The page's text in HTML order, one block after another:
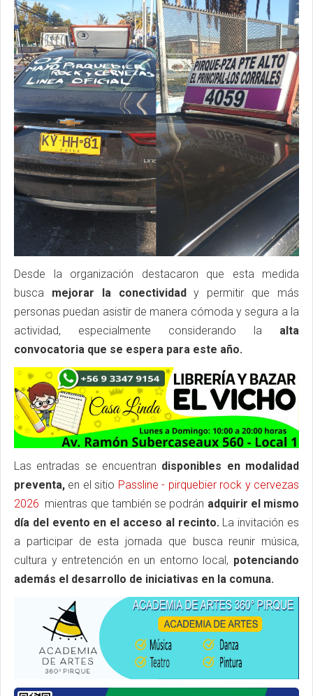
Desde la organización destacaron que esta medida
busca mejorar la conectividady permitir que más
personas puedan asistir de manera cómoda y segura a la
actividad, especialmente considerando la alta
convocatoria que se espera para este año.
Las entradas se encuentran disponibles en modalidad
preventa, en el sitio Passline - pirquebier rock y cervezas
2026 mientras que también se podrán adquirir el mismo
día del evento en el acceso al recinto.La invitación es
a participar de esta jornada que busca reunir música,
cultura y entretención en un entorno local, potenciando
además el desarrollo de iniciativas en la comuna.